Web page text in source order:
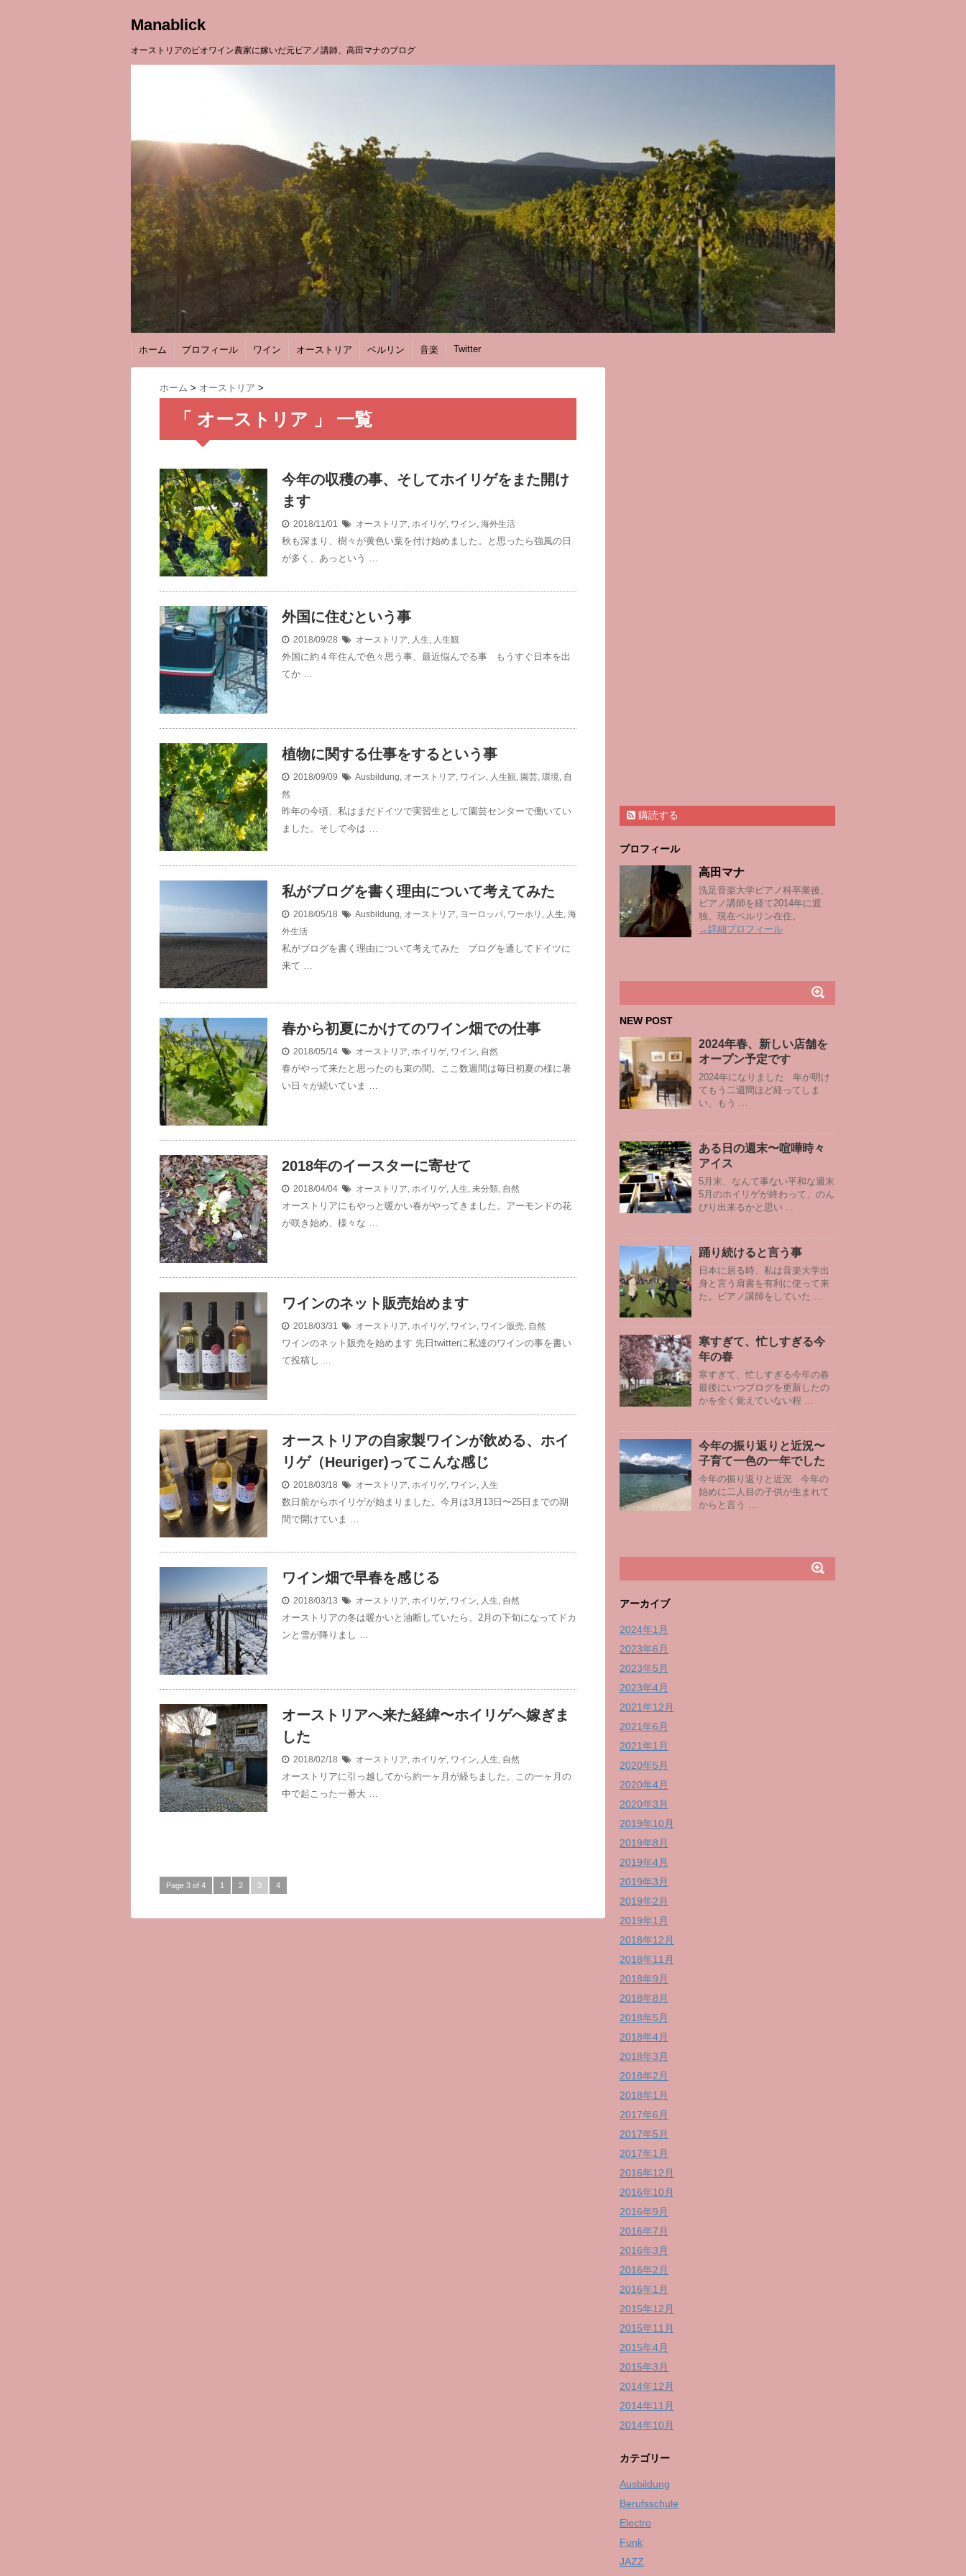
Manablick
オーストリアのビオワイン農家に嫁いだ元ピアノ講師、高田マナのブログ
ホーム プロフィール ワイン オーストリア ベルリン 音楽 Twitter
ホーム > オーストリア >
「 オーストリア 」 一覧
今年の収穫の事、そしてホイリゲをまた開け
ます
2018/11/01 オーストリア, ホイリゲ, ワイン, 海外生活
秋も深まり、樹々が黄色い葉を付け始めました。と思ったら強風の日
が多く、あっという …
外国に住むという事
2018/09/28 オーストリア, 人生, 人生観
外国に約４年住んで色々思う事、最近悩んでる事 もうすぐ日本を出
てか …
植物に関する仕事をするという事
2018/09/09 Ausbildung, オーストリア, ワイン, 人生観, 園芸, 環境, 自
然
昨年の今頃、私はまだドイツで実習生として園芸センターで働いてい
ました。そして今は …
私がブログを書く理由について考えてみた
2018/05/18 Ausbildung, オーストリア, ヨーロッパ, ワーホリ , 人生, 海
外生活
私がブログを書く理由について考えてみた ブログを通してドイツに
来て …
春から初夏にかけてのワイン畑での仕事
2018/05/14 オーストリア, ホイリゲ, ワイン, 自然
春がやって来たと思ったのも束の間。ここ数週間は毎日初夏の様に暑
い日々が続いていま …
2018年のイースターに寄せて
2018/04/04 オーストリア, ホイリゲ, 人生, 未分類, 自然
オーストリアにもやっと暖かい春がやってきました。アーモンドの花
が咲き始め、様々な …
ワインのネット販売始めます
2018/03/31 オーストリア, ホイリゲ, ワイン, ワイン販売, 自然
ワインのネット販売を始めます 先日twitterに私達のワインの事を書い
て投稿し …
オーストリアの自家製ワインが飲める、ホイ
リゲ（Heuriger)ってこんな感じ
2018/03/18 オーストリア, ホイリゲ, ワイン, 人生
数日前からホイリゲが始まりました。今月は3月13日〜25日までの期
間で開けていま …
ワイン畑で早春を感じる
2018/03/13 オーストリア, ホイリゲ, ワイン, 人生, 自然
オーストリアの冬は暖かいと油断していたら、2月の下旬になってドカ
ンと雪が降りまし …
オーストリアへ来た経緯〜ホイリゲへ嫁ぎま
した
2018/02/18 オーストリア, ホイリゲ, ワイン, 人生, 自然
オーストリアに引っ越してから約一ヶ月が経ちました。この一ヶ月の
中で起こった一番大 …
Page 3 of 4 1 2 3 4
購読する
プロフィール
高田マナ
洗足音楽大学ピアノ科卒業後、
ピアノ講師を経て2014年に渡
独。現在ベルリン在住。
→詳細プロフィール
NEW POST
2024年春、新しい店舗を
オープン予定です
2024年になりました 年が明け
てもう二週間ほど経ってしま
い、もう …
ある日の週末〜喧嘩時々
アイス
5月末、なんて事ない平和な週末
5月のホイリゲが終わって、のん
びり出来るかと思い …
踊り続けると言う事
日本に居る時、私は音楽大学出
身と言う肩書を有利に使って来
た。ピアノ講師をしていた …
寒すぎて、忙しすぎる今
年の春
寒すぎて、忙しすぎる今年の春
最後にいつブログを更新したの
かを全く覚えていない程 …
今年の振り返りと近況〜
子育て一色の一年でした
今年の振り返りと近況 今年の
始めに二人目の子供が生まれて
からと言う …
アーカイブ
2024年1月
2023年6月
2023年5月
2023年4月
2021年12月
2021年6月
2021年1月
2020年5月
2020年4月
2020年3月
2019年10月
2019年8月
2019年4月
2019年3月
2019年2月
2019年1月
2018年12月
2018年11月
2018年9月
2018年8月
2018年5月
2018年4月
2018年3月
2018年2月
2018年1月
2017年6月
2017年5月
2017年1月
2016年12月
2016年10月
2016年9月
2016年7月
2016年3月
2016年2月
2016年1月
2015年12月
2015年11月
2015年4月
2015年3月
2014年12月
2014年11月
2014年10月
カテゴリー
Ausbildung
Berufsschule
Electro
Funk
JAZZ